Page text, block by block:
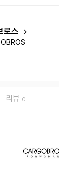
로스
리뷰 0